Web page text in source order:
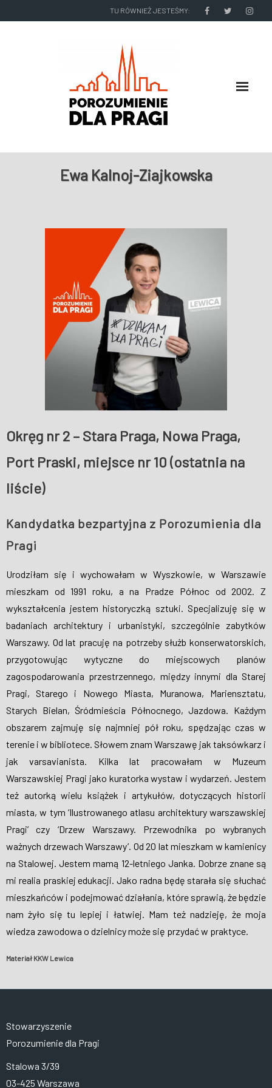
TU RÓWNIEŻ JESTEŚMY:
NASZE DZIAŁANIA
NASZE WYDAWNICTWA
WESPRZYJ NAS
Ewa Kalnoj-Ziajkowska
Okręg nr 2 – Stara Praga, Nowa Praga,
Port Praski, miejsce nr 10 (ostatnia na
liście)
Kandydatka bezpartyjna z Porozumienia dla
Pragi
Urodziłam się i wychowałam w Wyszkowie, w Warszawie
mieszkam od 1991 roku, a na Pradze Północ od 2002. Z
wykształcenia jestem historyczką sztuki. Specjalizuję się w
badaniach architektury i urbanistyki, szczególnie zabytków
Warszawy. Od lat pracuję na potrzeby służb konserwatorskich,
przygotowując wytyczne do miejscowych planów
zagospodarowania przestrzennego, między innymi dla Starej
Pragi, Starego i Nowego Miasta, Muranowa, Mariensztatu,
Starych Bielan, Śródmieścia Północnego, Jazdowa. Każdym
obszarem zajmuję się najmniej pół roku, spędzając czas w
terenie i w bibliotece. Słowem znam Warszawę jak taksówkarz i
jak varsavianista. Kilka lat pracowałam w Muzeum
Warszawskiej Pragi jako kuratorka wystaw i wydarzeń. Jestem
też autorką wielu książek i artykułów, dotyczących historii
miasta, w tym ‘Ilustrowanego atlasu architektury warszawskiej
Pragi’ czy ‘Drzew Warszawy. Przewodnika po wybranych
ważnych drzewach Warszawy’. Od 20 lat mieszkam w kamienicy
na Stalowej. Jestem mamą 12-letniego Janka. Dobrze znane są
mi realia praskiej edukacji. Jako radna będę starała się słuchać
mieszkańców i podejmować działania, które sprawią, że będzie
nam żyło się tu lepiej i łatwiej. Mam też nadzieję, że moja
wiedza zawodowa o dzielnicy może się przydać w praktyce.
Materiał KKW Lewica
Stowarzyszenie
Porozumienie dla Pragi
Stalowa 3/39
03-425 Warszawa